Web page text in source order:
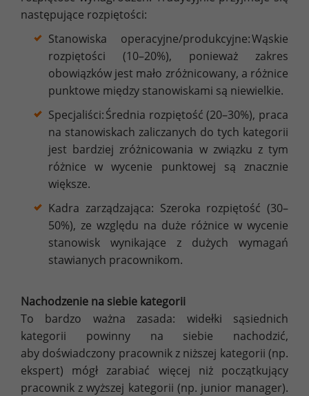
następujące rozpiętości:
Stanowiska operacyjne/produkcyjne: Wąskie
rozpiętości (10–20%), ponieważ zakres
obowiązków jest mało zróżnicowany, a różnice
punktowe między stanowiskami są niewielkie.
Specjaliści: Średnia rozpiętość (20–30%), praca
na stanowiskach zaliczanych do tych kategorii
jest bardziej zróżnicowania w związku z tym
różnice w wycenie punktowej są znacznie
większe.
Kadra zarządzająca: Szeroka rozpiętość (30–
50%), ze względu na duże różnice w wycenie
stanowisk wynikające z dużych wymagań
stawianych pracownikom.
Nachodzenie na siebie kategorii
To bardzo ważna zasada: widełki sąsiednich
kategorii powinny na siebie nachodzić,
aby doświadczony pracownik z niższej kategorii (np.
ekspert) mógł zarabiać więcej niż początkujący
pracownik z wyższej kategorii (np. junior manager).